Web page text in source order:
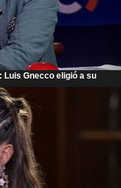
Luis Gnecco eligió a su